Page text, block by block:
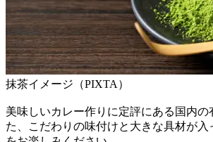
抹茶イメージ（PIXTA）
美味しいカレー作りに定評にある国内
た、こだわりの味付けと大きな具材が入